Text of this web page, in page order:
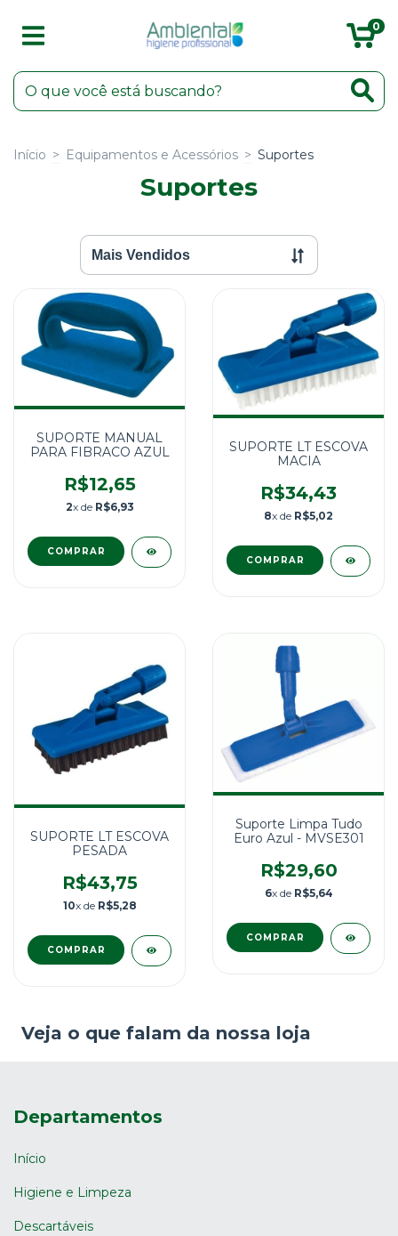
0
Início > Equipamentos e Acessórios > Suportes
Suportes
SUPORTE MANUAL
PARA FIBRACO AZUL
R$12,65
2x de R$6,93
SUPORTE LT ESCOVA
MACIA
R$34,43
8x de R$5,02
SUPORTE LT ESCOVA
PESADA
R$43,75
10x de R$5,28
Suporte Limpa Tudo
Euro Azul - MVSE301
R$29,60
6x de R$5,64
Veja o que falam da nossa loja
Departamentos
Início
Higiene e Limpeza
Descartáveis